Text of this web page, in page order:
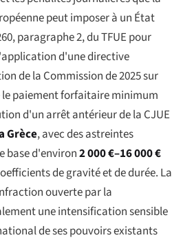
peut imposer à un État
paragraphe 2, du TFUE pour
d'une directive
de la Commission de 2025 sur
paiement forfaitaire minimum
d'un arrêt antérieur de la CJUE
Grèce, avec des astreintes
base d'environ2 000 €–16 000 €
de gravité et de durée. La
ouverte par la
une intensification sensible
de ses pouvoirs existants